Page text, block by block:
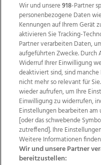
Wir über uns
Datenschutz
AGB Website
Wir und unsere918-Partner
personenbezogene Daten
Kennungen auf Ihrem Gerät
aktivieren Sie Tracking-
Partner verarbeiten Daten,
aufgeführten Zwecke. Durch
Widerruf Ihrer Einwilligung
deaktiviert sind, sind
nicht mehr so relevant für
wieder aufrufen, um Ihre
Einwilligung zu widerrufen,
Einstellungen bearbeiten
[oder das schwebende
zutreffend]. Ihre
Weitere Informationen
Wir und unsere Partner
bereitzustellen: